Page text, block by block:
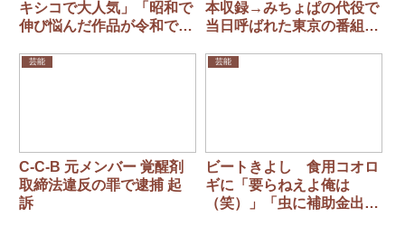
キシコで大人気」「昭和で
伸び悩んだ作品が令和で圧
ワケを本人と考察！
本収録→みちょぱの代役で
当日呼ばれた東京の番組の
芸能
C-C-B 元メンバー 覚醒剤
取締法違反の罪で逮捕 起
訴
芸能
ビートきよし 食用コオロ
ギに「要らねえよ俺は
（笑）」「虫に補助金出す